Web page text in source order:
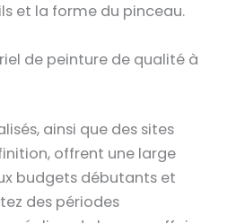
et la forme du pinceau.
de peinture de qualité à
ainsi que des sites
offrent une large
budgets débutants et
des périodes